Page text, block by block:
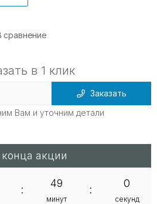
сравнение
в 1 клик
Заказать
Вам и уточним детали
акции
:
49
минут
:
0
секунд